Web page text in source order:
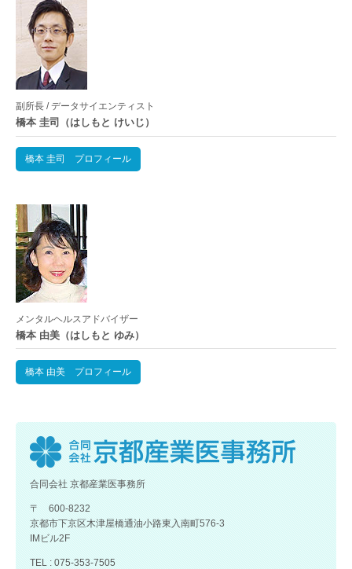
副所長 / データサイエンティスト
橋本 圭司（はしもと けいじ）
橋本 圭司 プロフィール
メンタルヘルスアドバイザー
橋本 由美（はしもと ゆみ）
橋本 由美 プロフィール
合同会社 京都産業医事務所
〒 600-8232
京都市下京区木津屋橋通油小路東入南町576-3
IMビル2F
TEL : 075-353-7505